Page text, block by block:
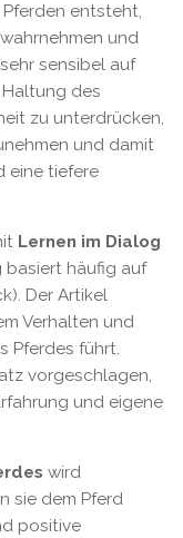
entsteht,
und
sensibel auf
des
zu unterdrücken,
und damit
eine tiefere
Lernen im Dialog
basiert häufig auf
Der Artikel
Verhalten und
Pferdes führt.
vorgeschlagen,
und eigene
wird
sie dem Pferd
positive